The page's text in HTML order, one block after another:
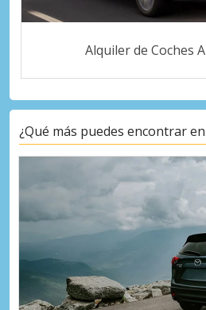
Alquiler de Coches
¿Qué más puedes encontrar en